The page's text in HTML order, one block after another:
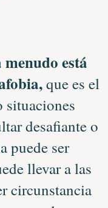
está
que es el
situaciones
desafiante o
puede ser
llevar a las
circunstancia